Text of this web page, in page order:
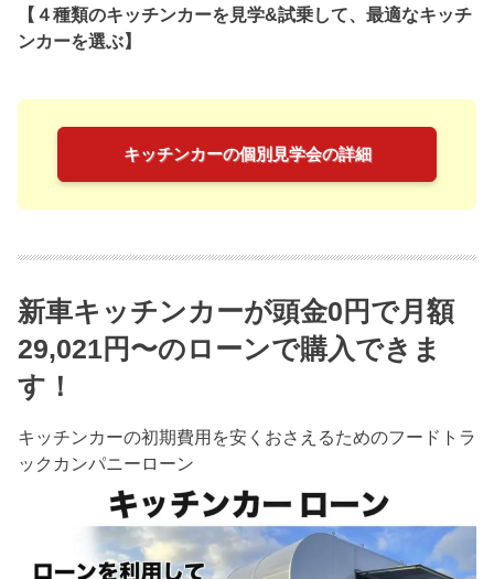
【４種類のキッチンカーを見学&試乗して、最適なキッチ
ンカーを選ぶ】
キッチンカーの個別見学会の詳細
新車キッチンカーが頭金0円で月額
29,021円〜のローンで購入できま
す！
キッチンカーの初期費用を安くおさえるためのフードトラ
ックカンパニーローン